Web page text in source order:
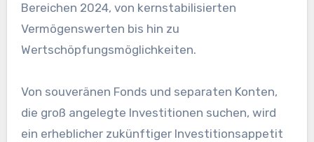
Bereichen 2024, von kernstabilisierten
Vermögenswerten bis hin zu
Wertschöpfungsmöglichkeiten.
Von souveränen Fonds und separaten Konten,
die groß angelegte Investitionen suchen, wird
ein erheblicher zukünftiger Investitionsappetit